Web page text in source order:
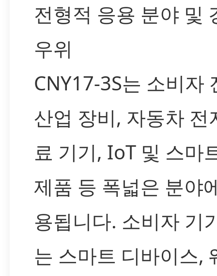
전형적 응용 분야 및
우위
CNY17-3S는 소비자
산업 장비, 자동차 전
료 기기, IoT 및 스마
제품 등 폭넓은 분야
용됩니다. 소비자 기
는 스마트 디바이스,